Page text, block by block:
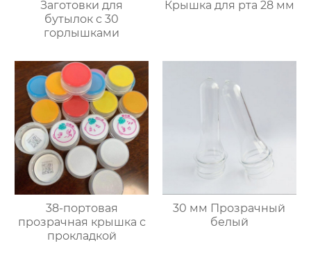
Заготовки для
бутылок с 30
горлышками
Крышка для рта 28 мм
38-портовая
прозрачная крышка с
прокладкой
30 мм Прозрачный
белый